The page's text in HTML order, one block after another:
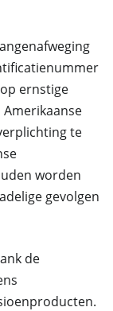
ernstige
Amerikaanse
te
worden
gevolgen
de